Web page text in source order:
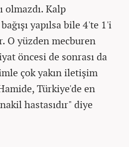
olmazdı. Kalp
yapılsa bile 4'te 1'i
O yüzden mecburen
öncesi de sonrası da
çok yakın iletişim
Türkiye'de en
hastasıdır" diye